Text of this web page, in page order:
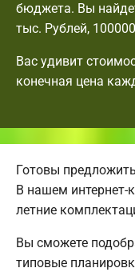
бюджета. Вы
тыс. Рублей,
Вас удивит
конечная цена
Готовы
В нашем интернет-
летние
Вы сможете
типовые